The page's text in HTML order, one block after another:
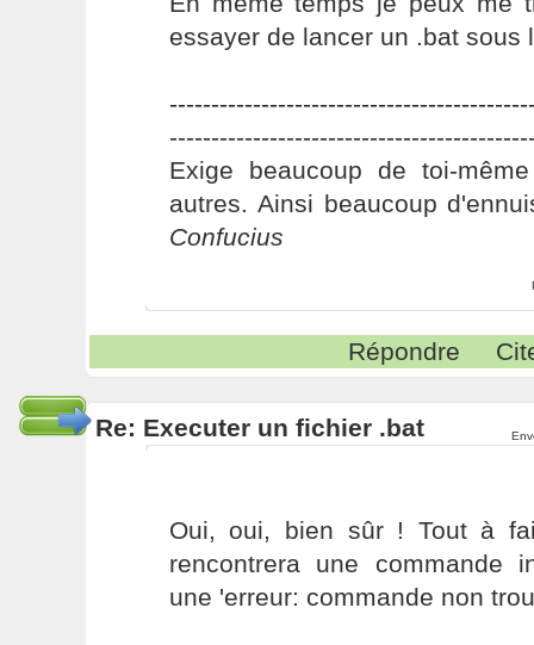
essayer de lancer un .bat sous
Exige beaucoup de toi-
autres. Ainsi beaucoup
Confucius
Répondre
Re: Executer un fichier .bat
Oui, oui, bien sûr ! Tout à
rencontrera une commande
une 'erreur: commande non